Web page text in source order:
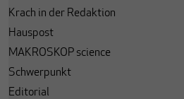
Krach in der Redaktion
Hauspost
MAKROSKOP science
Schwerpunkt
Editorial